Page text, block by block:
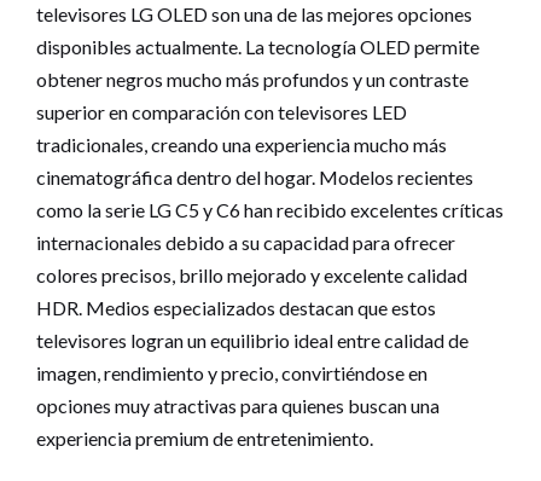
televisores LG OLED son una de las mejores opciones
disponibles actualmente. La tecnología OLED permite
obtener negros mucho más profundos y un contraste
superior en comparación con televisores LED
tradicionales, creando una experiencia mucho más
cinematográfica dentro del hogar. Modelos recientes
como la serie LG C5 y C6 han recibido excelentes críticas
internacionales debido a su capacidad para ofrecer
colores precisos, brillo mejorado y excelente calidad
HDR. Medios especializados destacan que estos
televisores logran un equilibrio ideal entre calidad de
imagen, rendimiento y precio, convirtiéndose en
opciones muy atractivas para quienes buscan una
experiencia premium de entretenimiento.